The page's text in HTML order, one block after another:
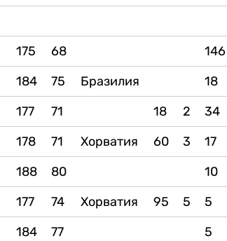
175 68 146
184 75 Бразилия 18
177 71 18 2 34
178 71 Хорватия 60 3 17
188 80 10
177 74 Хорватия 95 5 5
184 77 5